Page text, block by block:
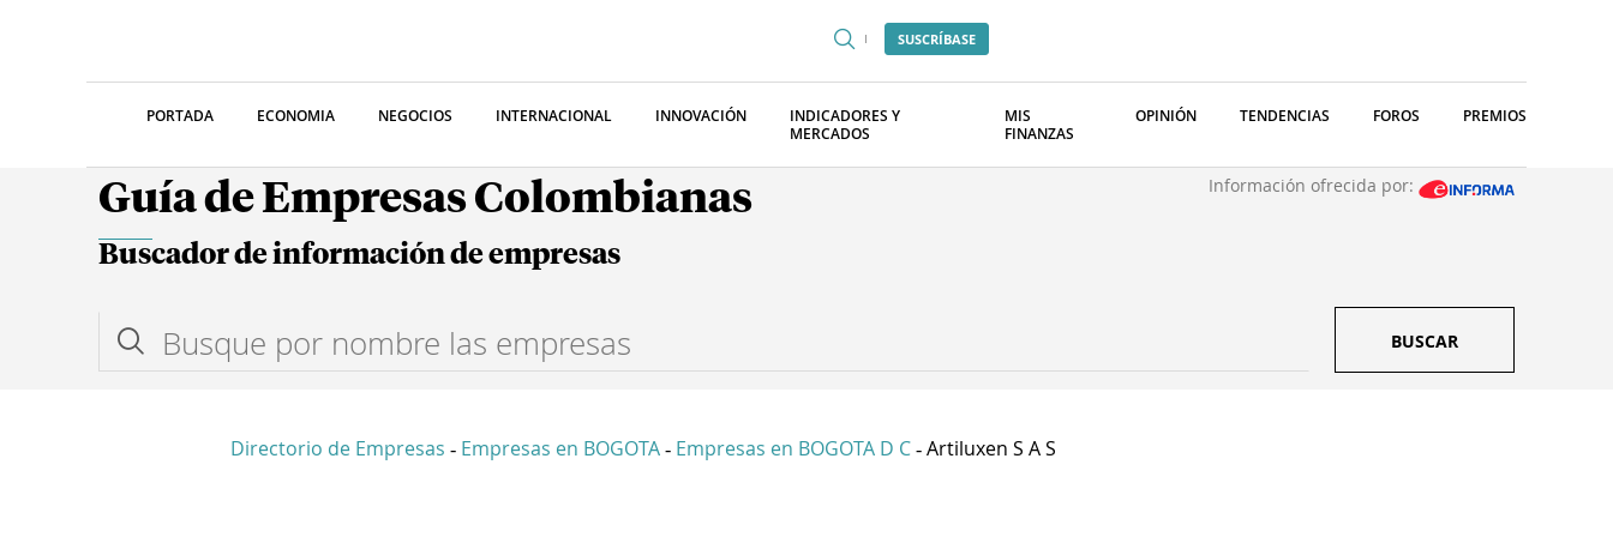
SUSCRÍBASE
PORTADA ECONOMIA NEGOCIOS INTERNACIONAL INNOVACIÓN
INDICADORES Y
MERCADOS
MIS
FINANZAS
OPINIÓN TENDENCIAS FOROS PREMIOS
Guía de Empresas Colombianas Información ofrecida por:
Buscador de información de empresas
BUSCAR
Directorio de Empresas - Empresas en BOGOTA - Empresas en BOGOTA D C - Artiluxen S A S